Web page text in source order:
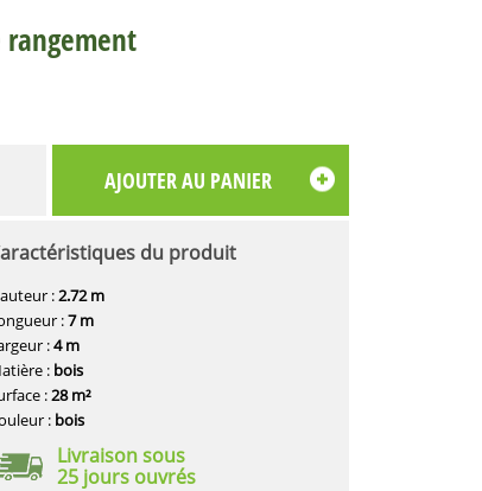
rangement
du produit
:2.72 m
:7 m
:4 m
: bois
:28 m²
: bois
Livraison sous
25 jours ouvrés